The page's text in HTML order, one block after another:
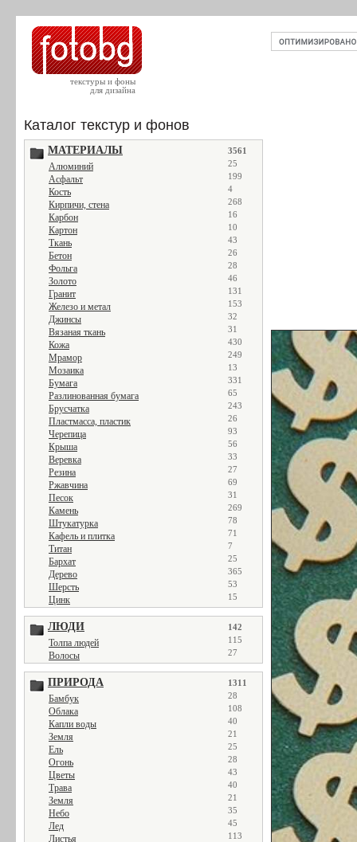
текстуры и фоны
для дизайна
Каталог текстур и фонов
МАТЕРИАЛЫ 3561
Алюминий 25
Асфальт 199
Кость 4
Кирпичи, стена 268
Карбон 16
Картон 10
Ткань 43
Бетон 26
Фольга 28
Золото 46
Гранит 131
Железо и метал 153
Джинсы 32
Вязаная ткань 31
Кожа 430
Мрамор 249
Мозаика 13
Бумага 331
Разлинованная бумага 65
Брусчатка 243
Пластмасса, пластик 26
Черепица 93
Крыша 56
Веревка 33
Резина 27
Ржавчина 69
Песок 31
Камень 269
Штукатурка 78
Кафель и плитка 71
Титан 7
Бархат 25
Дерево 365
Шерсть 53
Цинк 15
ЛЮДИ 142
Толпа людей 115
Волосы 27
ПРИРОДА 1311
Бамбук 28
Облака 108
Капли воды 40
Земля 21
Ель 25
Огонь 28
Цветы 43
Трава 40
Земля 21
Небо 35
Лед 45
Листья 113